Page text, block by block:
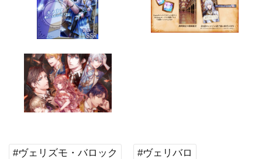
#ヴェリズモ・バロック #ヴェリバロ